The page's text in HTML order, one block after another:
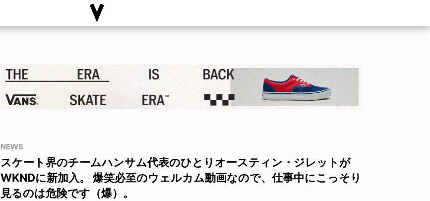
NEWS
スケート界のチームハンサム代表のひとりオースティン・ジレットが
WKNDに新加入。 爆笑必至のウェルカム動画なので、仕事中にこっそり
見るのは危険です（爆）。